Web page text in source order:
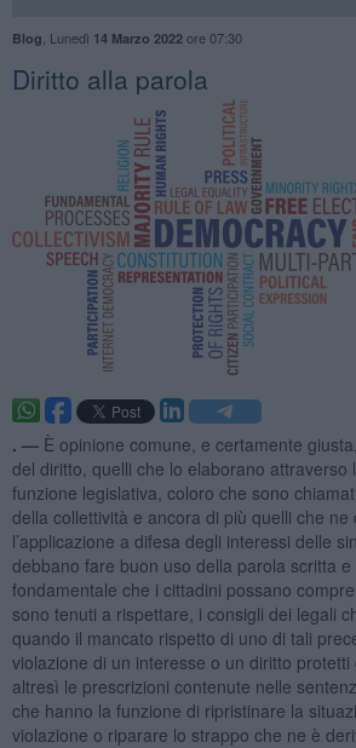
Blog Lunedì 14 Marzo 2022ore 07:30
Diritto alla parola
. — È opinione comune, e certamente
del diritto, quelli che lo elaborano attraverso
funzione legislativa, coloro che sono
della collettività e ancora di più quelli che ne
l’applicazione a difesa degli interessi delle
debbano fare buon uso della parola scritta
fondamentale che i cittadini possano
sono tenuti a rispettare, i consigli dei legali
quando il mancato rispetto di uno di tali
violazione di un interesse o un diritto protetti
altresì le prescrizioni contenute nelle
che hanno la funzione di ripristinare la
violazione o riparare lo strappo che ne è